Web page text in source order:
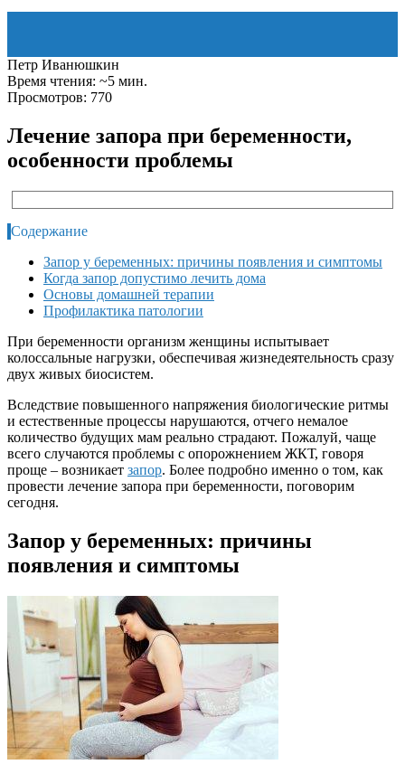
Петр Иванюшкин
Время чтения: ~5 мин.
Просмотров: 770
Лечение запора при беременности,
особенности проблемы
Содержание
Запор у беременных: причины появления и симптомы
Когда запор допустимо лечить дома
Основы домашней терапии
Профилактика патологии
При беременности организм женщины испытывает
колоссальные нагрузки, обеспечивая жизнедеятельность сразу
двух живых биосистем.
Вследствие повышенного напряжения биологические ритмы
и естественные процессы нарушаются, отчего немалое
количество будущих мам реально страдают. Пожалуй, чаще
всего случаются проблемы с опорожнением ЖКТ, говоря
проще – возникает запор. Более подробно именно о том, как
провести лечение запора при беременности, поговорим
сегодня.
Запор у беременных: причины
появления и симптомы